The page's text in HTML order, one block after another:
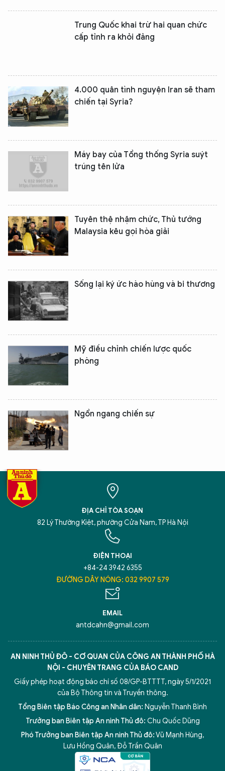
Trung Quốc khai trừ hai quan chức
cấp tỉnh ra khỏi đảng
4.000 quân tình nguyện Iran sẽ tham
chiến tại Syria?
Máy bay của Tổng thống Syria suýt
trúng tên lửa
Tuyên thệ nhậm chức, Thủ tướng
Malaysia kêu gọi hòa giải
Sống lại ký ức hào hùng và bi thương
Mỹ điều chỉnh chiến lược quốc
phòng
Ngổn ngang chiến sự
ĐỊA CHỈ TÒA SOẠN
82 Lý Thường Kiệt, phường Cửa Nam, TP Hà Nội
ĐIỆN THOẠI
+84-24 3942 6355
ĐƯỜNG DÂY NÓNG: 032 9907 579
EMAIL
antdcahn@gmail.com
AN NINH THỦ ĐÔ - CƠ QUAN CỦA CÔNG AN THÀNH PHỐ HÀ
NỘI - CHUYÊN TRANG CỦA BÁO CAND
Giấy phép hoạt động báo chí số 08/GP-BTTTT, ngày 5/1/2021
của Bộ Thông tin và Truyền thông.
Tổng Biên tập Báo Công an Nhân dân: Nguyễn Thanh Bình
Trưởng ban Biên tập An ninh Thủ đô: Chu Quốc Dũng
Phó Trưởng ban Biên tập An ninh Thủ đô:Vũ Mạnh Hùng,
Lưu Hồng Quân, Đỗ Trần Quân
5 điểm nghẽn của Hà Nội giải pháp xử lý điểm nghẽn của